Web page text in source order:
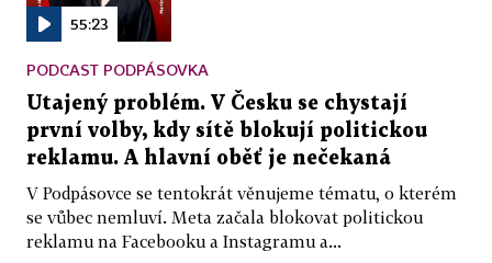
55:23
PODCAST PODPÁSOVKA
Utajený problém. V Česku se chystají
první volby, kdy sítě blokují politickou
reklamu. A hlavní oběť je nečekaná
V Podpásovce se tentokrát věnujeme tématu, o kterém
se vůbec nemluví. Meta začala blokovat politickou
reklamu na Facebooku a Instagramu a...